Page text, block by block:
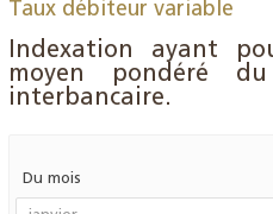
Taux débiteur variable
Indexation ayant
moyen pondéré
interbancaire.
Du mois